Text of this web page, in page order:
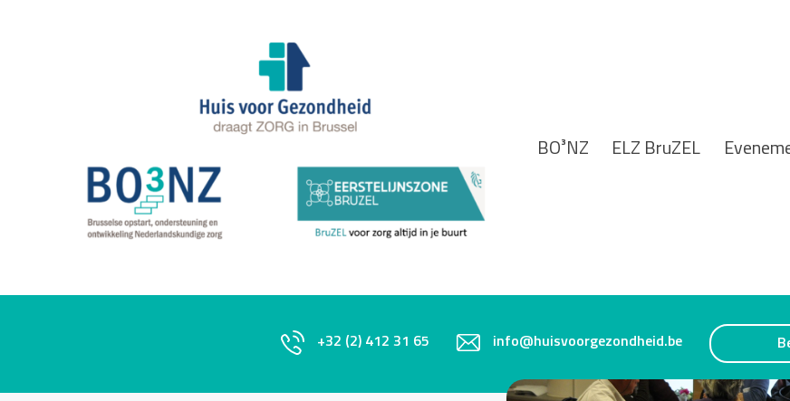
BO³NZ ELZ BruZEL
+32 (2) 412 31 65 info@huisvoorgezondheid.be